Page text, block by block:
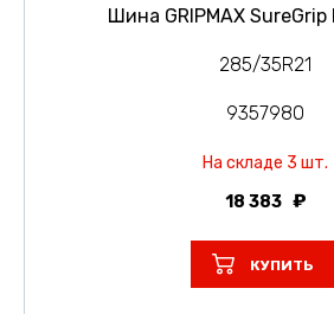
Шина GRIPMAX SureGrip
285/35R21
9357980
На складе 3 шт.
18 383
КУПИТЬ